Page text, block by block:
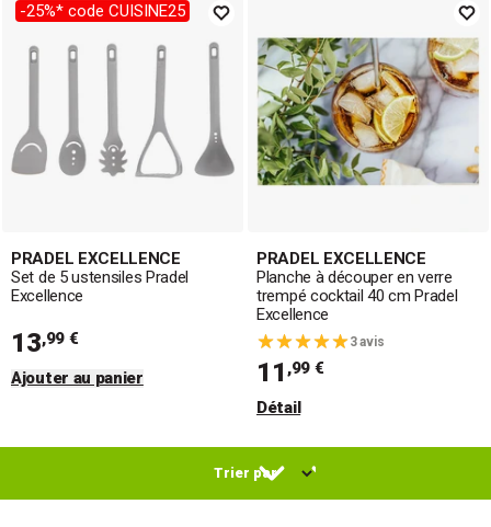
-25%* code CUISINE25
PRADEL EXCELLENCE
Set de 5 ustensiles Pradel
Excellence
13,99 €
Ajouter au panier
PRADEL EXCELLENCE
Planche à découper en verre
trempé cocktail 40 cm Pradel
Excellence
3 avis
11 ,99 €
Détail